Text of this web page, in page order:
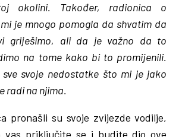
okolini. Također, radionica o
je mnogo pomogla da shvatim da
griješimo, ali da je važno da to
na tome kako bi to promijenili.
sve svoje nedostatke što mi je jako
radi na njima.
pronašli su svoje zvijezde vodilje,
vas priključite se i budite dio ove